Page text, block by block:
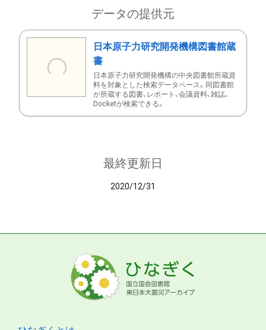
データの提供元
日本原子力研究開発機構図書館蔵
書
日本原子力研究開発機構の中央図書館所蔵資
料を対象とした検索データベース。同図書館
が所蔵する図書、レポート、会議資料、雑誌、
Docketが検索できる。
最終更新日
2020/12/31